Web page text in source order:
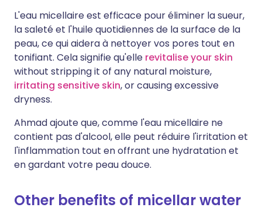
L'eau micellaire est efficace pour éliminer la sueur,
la saleté et l'huile quotidiennes de la surface de la
peau, ce qui aidera à nettoyer vos pores tout en
tonifiant. Cela signifie qu'elle revitalise your skin
without stripping it of any natural moisture,
irritating sensitive skin, or causing excessive
dryness.
Ahmad ajoute que, comme l'eau micellaire ne
contient pas d'alcool, elle peut réduire l'irritation et
l'inflammation tout en offrant une hydratation et
en gardant votre peau douce.
Other benefits of micellar water